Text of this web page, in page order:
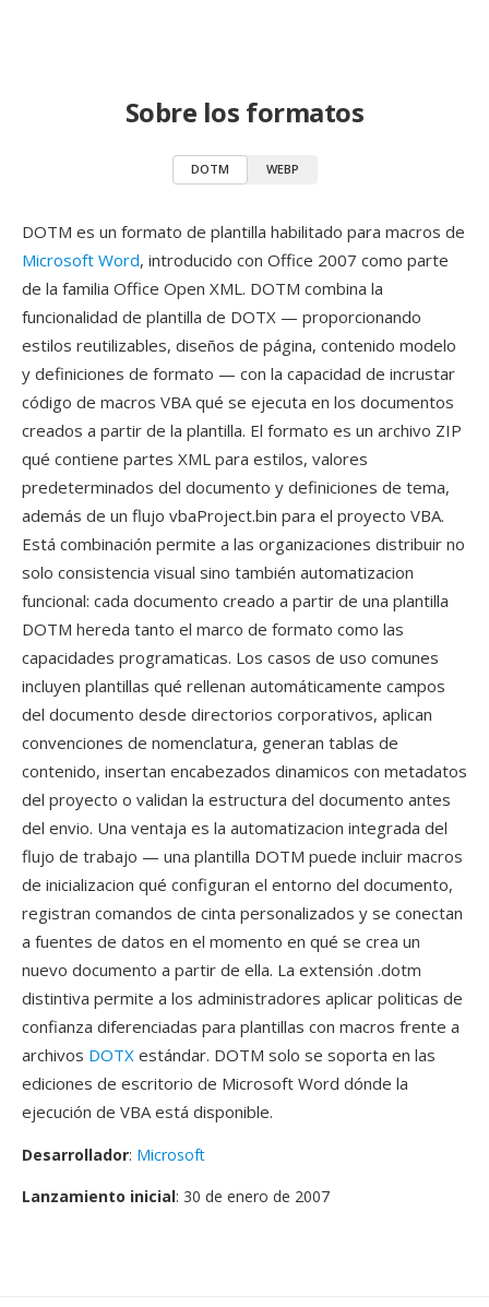
Sobre los formatos
DOTM WEBP
DOTM es un formato de plantilla habilitado para macros de
Microsoft Word, introducido con Office 2007 como parte
de la familia Office Open XML. DOTM combina la
funcionalidad de plantilla de DOTX — proporcionando
estilos reutilizables, diseños de página, contenido modelo
y definiciones de formato — con la capacidad de incrustar
código de macros VBA qué se ejecuta en los documentos
creados a partir de la plantilla. El formato es un archivo ZIP
qué contiene partes XML para estilos, valores
predeterminados del documento y definiciones de tema,
además de un flujo vbaProject.bin para el proyecto VBA.
Está combinación permite a las organizaciones distribuir no
solo consistencia visual sino también automatizacion
funcional: cada documento creado a partir de una plantilla
DOTM hereda tanto el marco de formato como las
capacidades programaticas. Los casos de uso comunes
incluyen plantillas qué rellenan automáticamente campos
del documento desde directorios corporativos, aplican
convenciones de nomenclatura, generan tablas de
contenido, insertan encabezados dinamicos con metadatos
del proyecto o validan la estructura del documento antes
del envio. Una ventaja es la automatizacion integrada del
flujo de trabajo — una plantilla DOTM puede incluir macros
de inicializacion qué configuran el entorno del documento,
registran comandos de cinta personalizados y se conectan
a fuentes de datos en el momento en qué se crea un
nuevo documento a partir de ella. La extensión .dotm
distintiva permite a los administradores aplicar politicas de
confianza diferenciadas para plantillas con macros frente a
archivos DOTX estándar. DOTM solo se soporta en las
ediciones de escritorio de Microsoft Word dónde la
ejecución de VBA está disponible.
Desarrollador: Microsoft
Lanzamiento inicial: 30 de enero de 2007